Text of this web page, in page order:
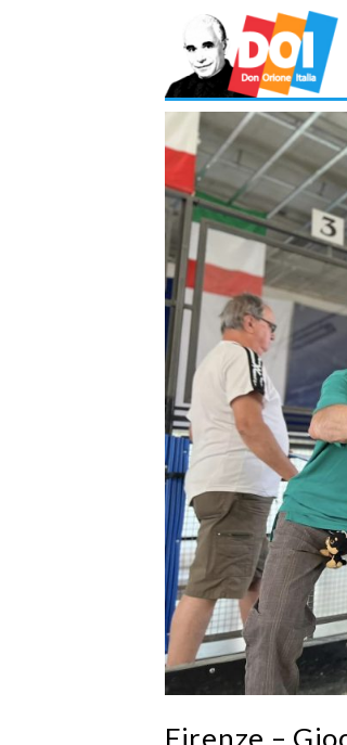
Firenze –